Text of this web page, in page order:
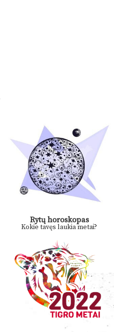
Rytų horoskopas
Kokie tavęs laukia metai?